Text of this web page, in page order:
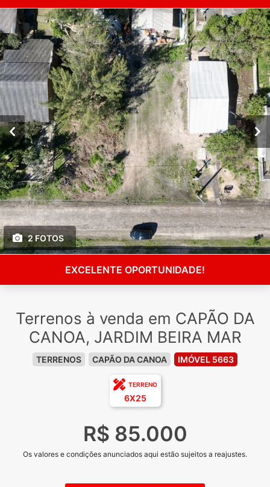
2 FOTOS
EXCELENTE OPORTUNIDADE!
Terrenos à venda em CAPÃO DA
CANOA, JARDIM BEIRA MAR
TERRENOS CAPÃO DA CANOA IMÓVEL 5663
TERRENO
6X25
R$ 85.000
Os valores e condições anunciados aqui estão sujeitos a reajustes.